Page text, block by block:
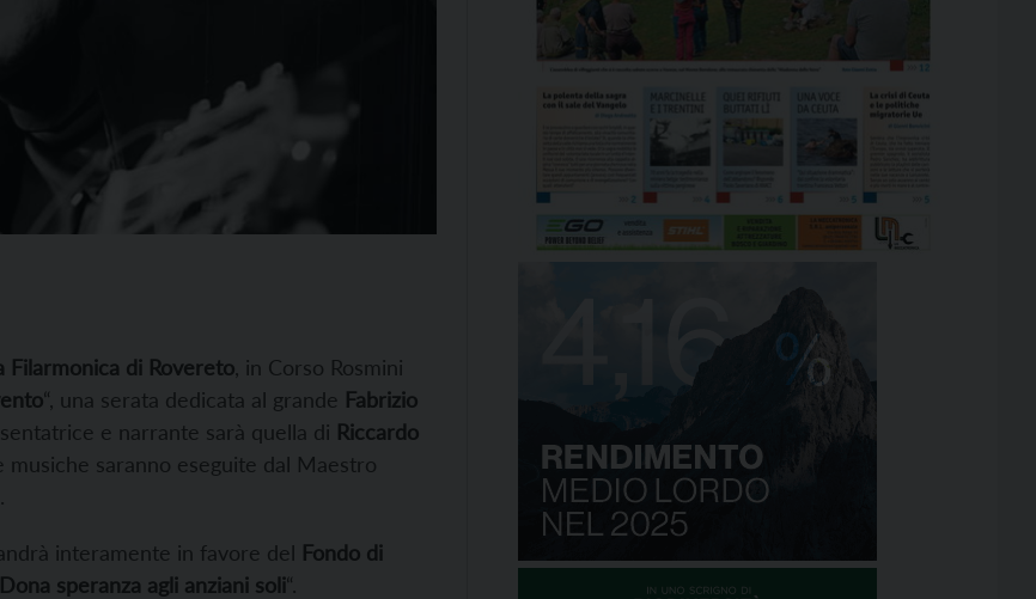
Filarmonica di Rovereto , in Corso Rosmini
“, una serata dedicata al grande Fabrizio
e narrante sarà quella di Riccardo
musiche saranno eseguite dal Maestro
interamente in favore del Fondo di
Dona speranza agli anziani soli“.